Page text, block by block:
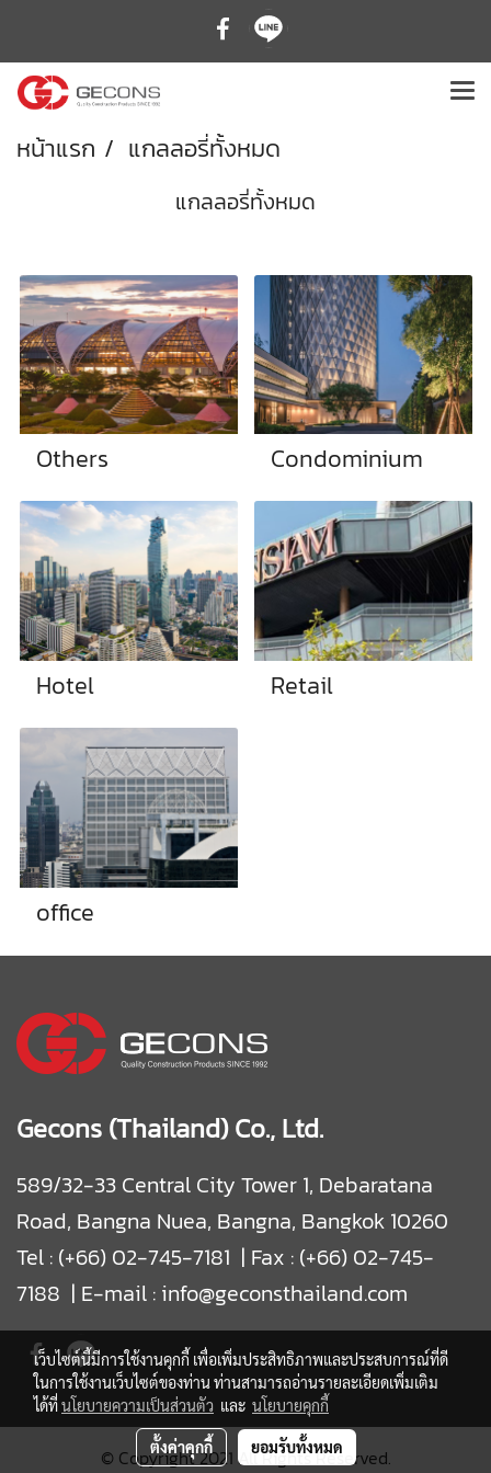
หน้าแรก แกลลอรี่ทั้งหมด
แกลลอรี่ทั้งหมด
Others Condominium
Hotel Retail
office
Gecons (Thailand) Co., Ltd.
589/32-33 Central City Tower 1, Debaratana
Road, Bangna Nuea, Bangna, Bangkok 10260
Tel : (+66) 02-745-7181 | Fax : (+66) 02-745-
7188 | E-mail : info@geconsthailand.com
© Copyright 2021 All Rights Reserved.
เว็บไซต์นี้มีการใช้งานคุกกี้ เพื่อเพิ่มประสิทธิภาพและประสบการณ์ที่ดี
ในการใช้งานเว็บไซต์ของท่าน ท่านสามารถอ่านรายละเอียดเพิ่มเติม
ได้ที่นโยบายความเป็นส่วนตัว และ นโยบายคุกกี้
ตั้งค่าคุกกี้ ยอมรับทั้งหมด